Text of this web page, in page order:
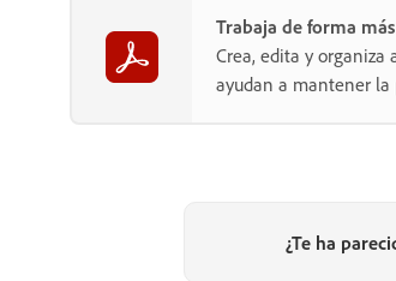
Trabaja de forma
Crea, edita y organiza
ayudan a mantener la
¿Te ha